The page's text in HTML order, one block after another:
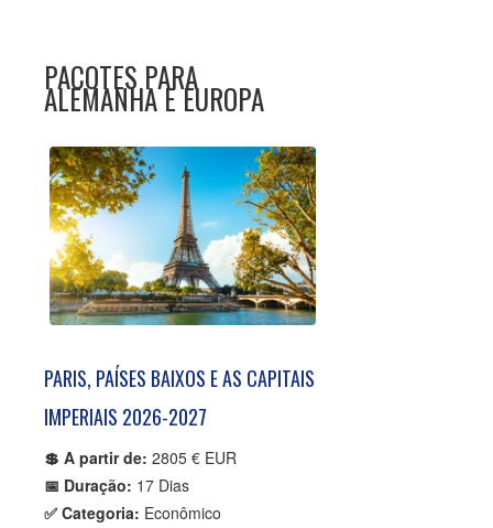
PACOTES PARA
ALEMANHA E EUROPA
PARIS, PAÍSES BAIXOS E AS CAPITAIS
IMPERIAIS 2026-2027
💲 A partir de: 2805 € EUR
📅 Duração: 17 Dias
✅ Categoria: Econômico